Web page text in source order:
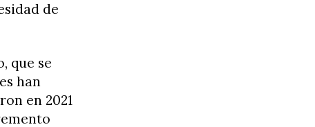
de
que se
han
en 2021